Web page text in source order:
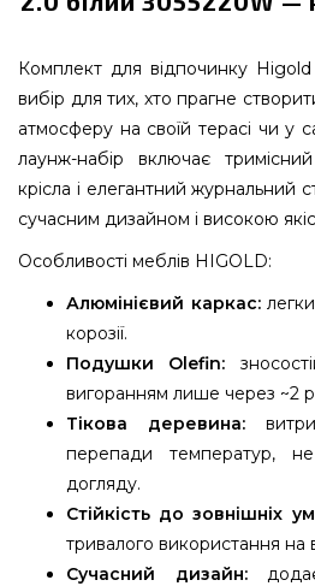
Комплект для відпочинку
вибір для тих, хто прагне
атмосферу на своїй терасі чи у
лаунж-набір включає
крісла і елегантний журнальний
сучасним дизайном і високою
Особливості меблів HIGOLD:
Алюмінієвий каркас:
корозії.
Подушки Olefin:
вигоранням лише через ~2
Тікова деревина:
перепади температур,
догляду.
Стійкість до зовнішніх
тривалого використання на
Сучасний дизайн:додає